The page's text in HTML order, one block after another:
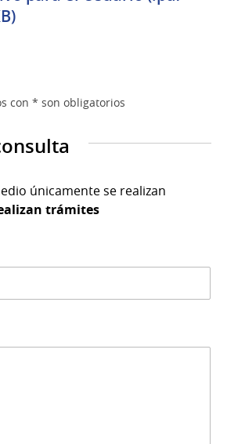
con * son obligatorios
únicamente se realizan
trámites